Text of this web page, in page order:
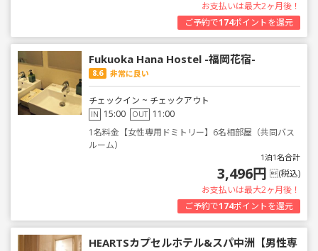
お支払いは最大2ヶ月後！
ご予約で174ポイントを還元
Fukuoka Hana Hostel -福岡花宿-
8.6 非常に良い
チェックイン ~ チェックアウト
IN 15:00 OUT 11:00
1名料金【女性専用ドミトリー】6名相部屋（共同バス
ルーム）
1泊1名合計
3,496円 (税込)
お支払いは最大2ヶ月後！
ご予約で174ポイントを還元
HEARTSカプセルホテル&スパ中洲【男性専